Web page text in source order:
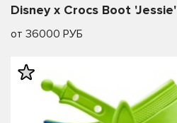
Disney x Crocs Boot 'Jessie'
от 36000 РУБ